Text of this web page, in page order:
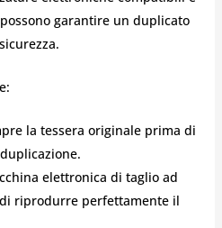
garantire un duplicato
la tessera originale prima di
elettronica di taglio ad
riprodurre perfettamente il